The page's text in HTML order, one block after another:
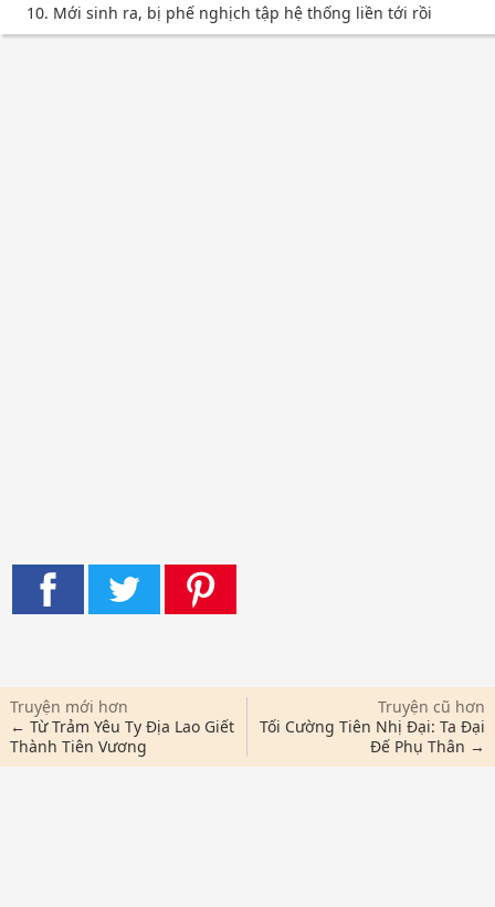
10. Mới sinh ra, bị phế nghịch tập hệ thống liền tới rồi
Truyện mới hơn
← Từ Trảm Yêu Ty Địa Lao Giết
Thành Tiên Vương
Truyện cũ hơn
Tối Cường Tiên Nhị Đại: Ta Đại
Đế Phụ Thân →